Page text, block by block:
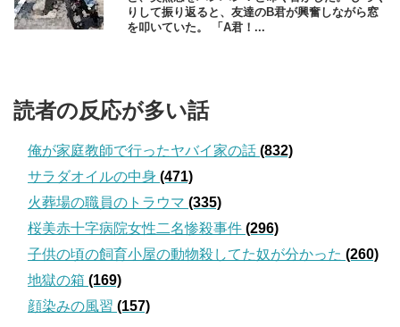
りして振り返ると、友達のB君が興奮しながら窓
を叩いていた。 「A君！...
読者の反応が多い話
俺が家庭教師で行ったヤバイ家の話 (832)
サラダオイルの中身 (471)
火葬場の職員のトラウマ (335)
桜美赤十字病院女性二名惨殺事件 (296)
子供の頃の飼育小屋の動物殺してた奴が分かった (260)
地獄の箱 (169)
顔染みの風習 (157)